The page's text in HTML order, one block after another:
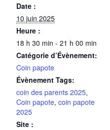
Date :
10 juin 2025
Heure :
18 h 30 min - 21 h 00 min
Catégorie d’Évènement:
Coin papote
Évènement Tags:
coin des parents 2025,
Coin papote,coin papote
2025
Site :